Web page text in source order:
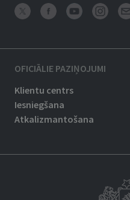
OFICIĀLIE PAZIŅOJUMI
Klientu centrs
Iesniegšana
Atkalizmantošana